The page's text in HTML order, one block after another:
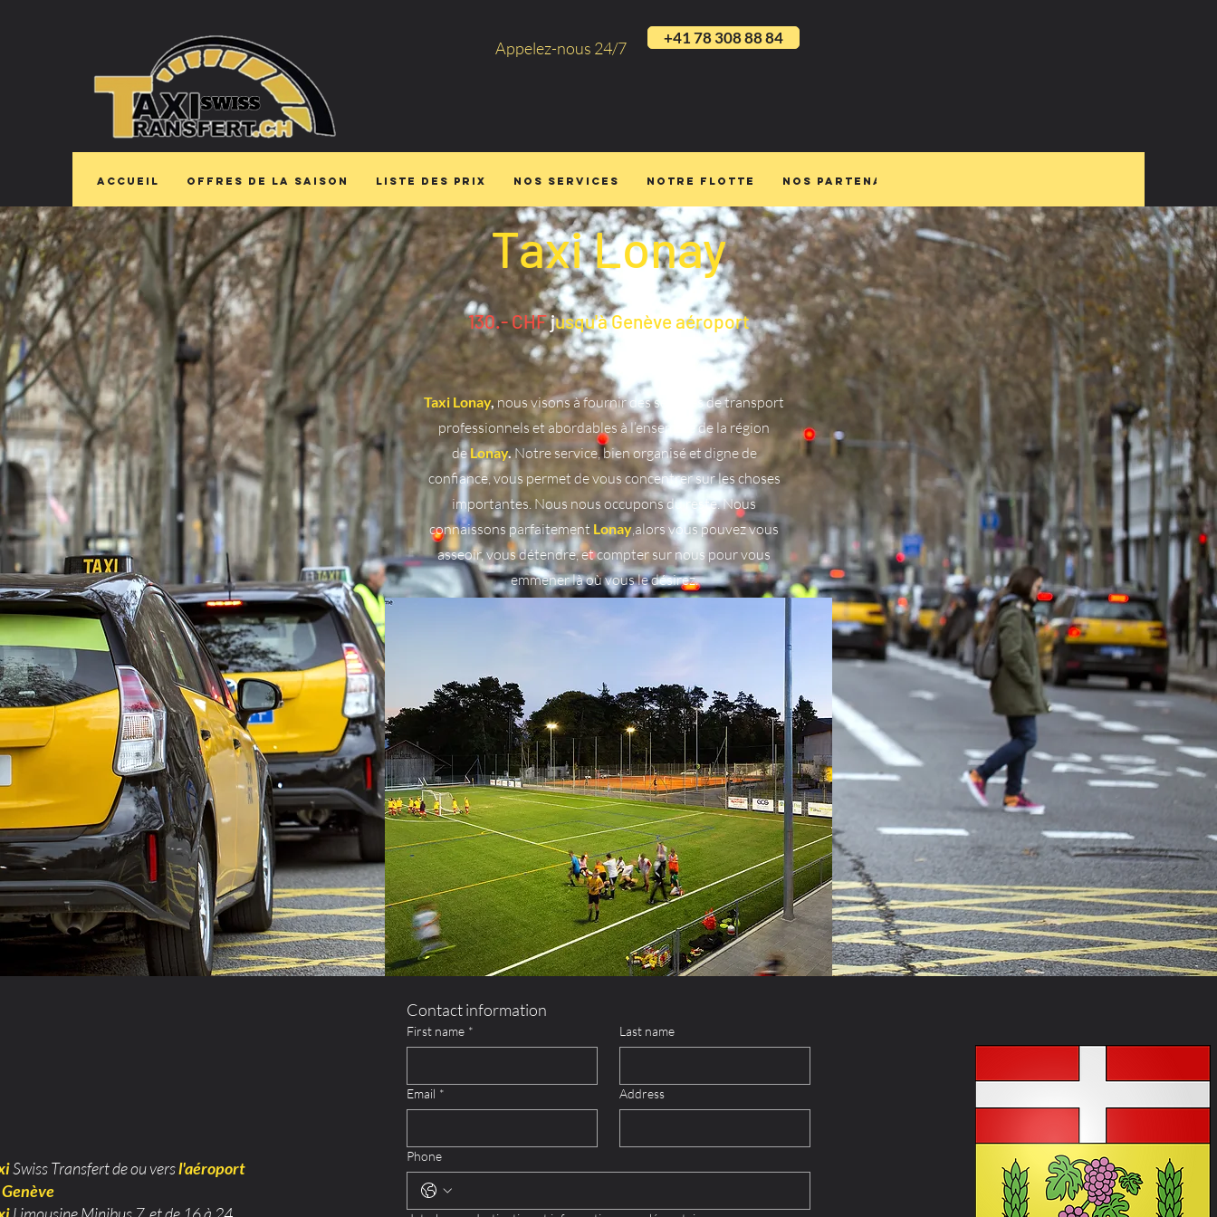
Appelez-nous 24/7
+41 78 308 88 84
Accueil Offres de la saison Liste des prix Nos services Notre flotte Nos partenaires
Taxi Lonay
130.- CHFjusqu'à Genève aéroport
Taxi Lonay,nous visons à fournir des services de transport
professionnels et abordables à l’ensemble de la région
de Lonay.Notre service, bien organisé et digne de
confiance, vous permet de vous concentrer sur les choses
importantes. Nous nous occupons du reste. Nous
connaissons parfaitement Lonay,alors vous pouvez vous
asseoir, vous détendre, et compter sur nous pour vous
emmener là où vous le désirez.
Swiss Transfert de ou versl'aéroport
Contact information
First name * Last name
Email * Address
Phone